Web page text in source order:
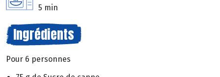
5 min
Ingrédients
Pour 6 personnes